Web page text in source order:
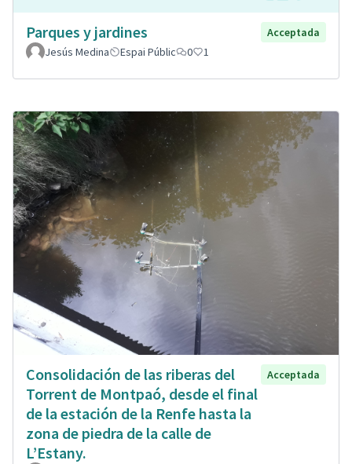
Parques y jardines
Acceptada
Jesús Medina
Espai Públic 0 1
Consolidación de las riberas del
Torrent de Montpaó, desde el final
de la estación de la Renfe hasta la
zona de piedra de la calle de
L’Estany.
Acceptada